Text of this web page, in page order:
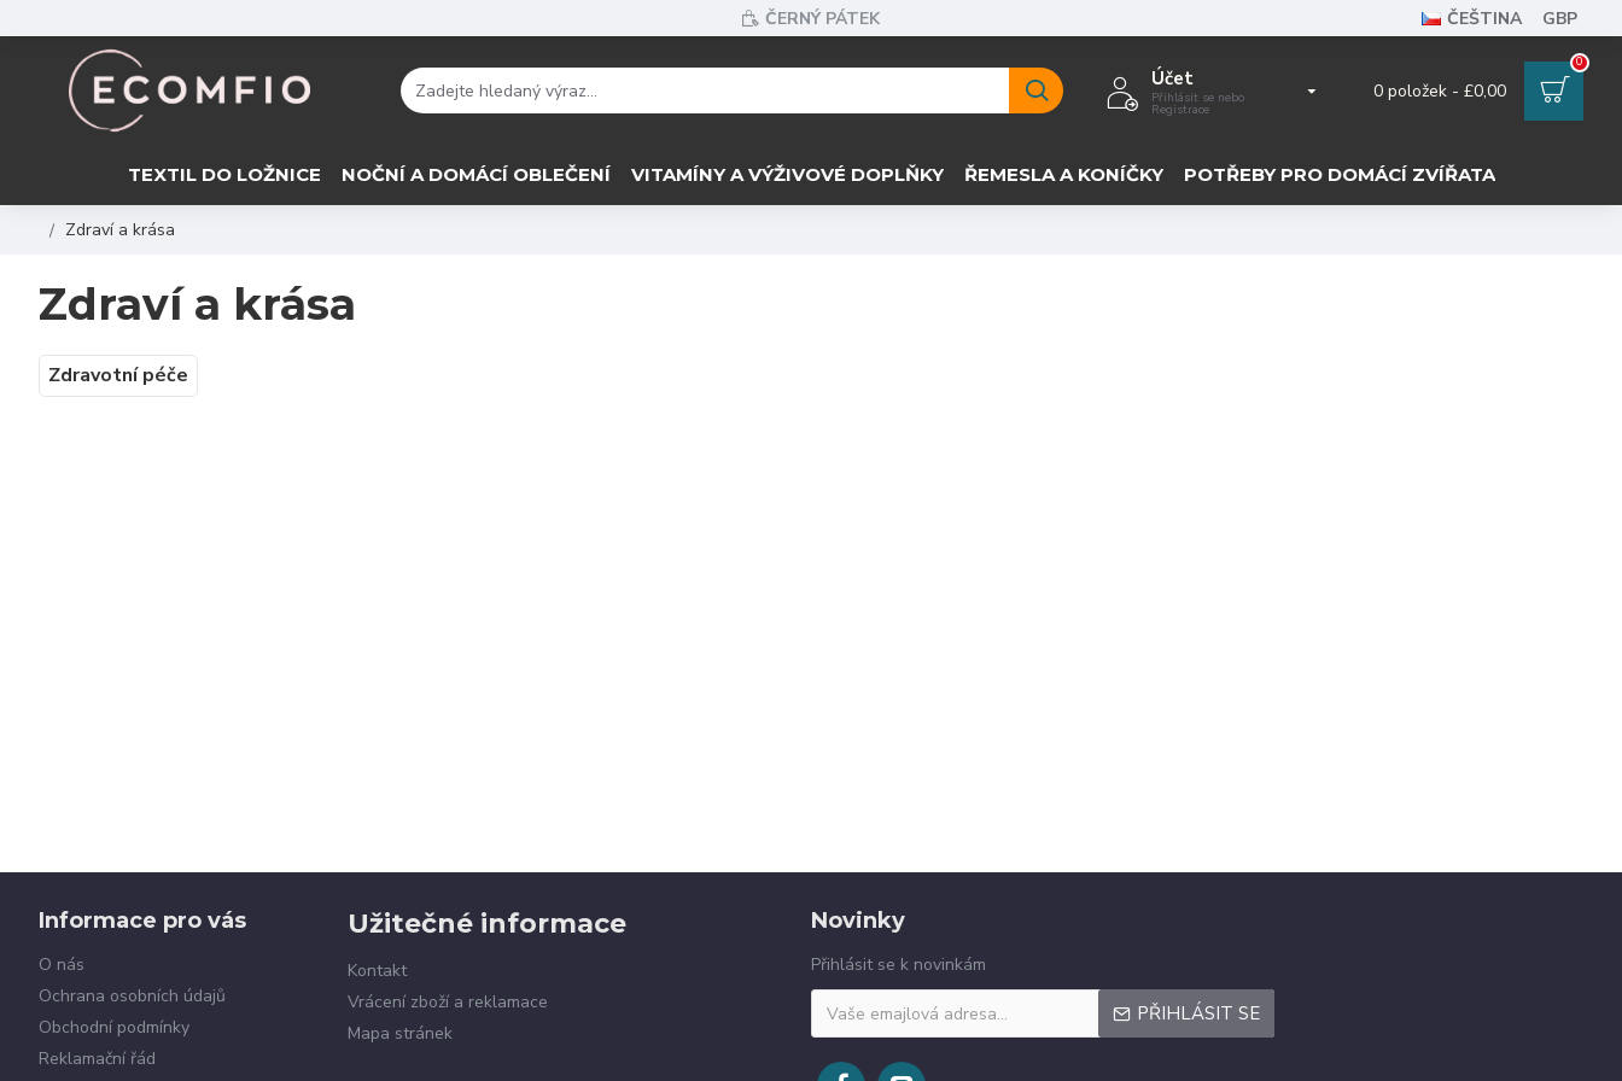
ČERNÝ PÁTEK ČEŠTINA GBP
Účet
Přihlásit se nebo
Registrace
0 položek - £0,00
0
TEXTIL DO LOŽNICE NOČNÍ A DOMÁCÍ OBLEČENÍ VITAMÍNY A VÝŽIVOVÉ DOPLŇKY ŘEMESLA A KONÍČKY POTŘEBY PRO DOMÁCÍ ZVÍŘATA
Zdraví a krása
Zdraví a krása
Zdravotní péče
Informace pro vás
O nás
Ochrana osobních údajů
Obchodní podmínky
Reklamační řád
Užitečné informace
Kontakt
Vrácení zboží a reklamace
Mapa stránek
Novinky
Přihlásit se k novinkám
PŘIHLÁSIT SE